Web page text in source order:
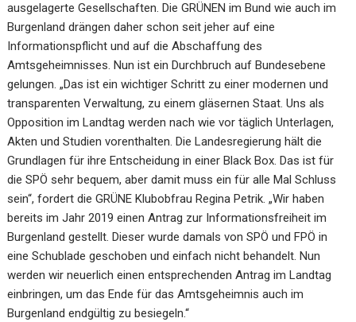
ausgelagerte Gesellschaften. Die GRÜNEN im Bund wie auch im
Burgenland drängen daher schon seit jeher auf eine
Informationspflicht und auf die Abschaffung des
Amtsgeheimnisses. Nun ist ein Durchbruch auf Bundesebene
gelungen. „Das ist ein wichtiger Schritt zu einer modernen und
transparenten Verwaltung, zu einem gläsernen Staat. Uns als
Opposition im Landtag werden nach wie vor täglich Unterlagen,
Akten und Studien vorenthalten. Die Landesregierung hält die
Grundlagen für ihre Entscheidung in einer Black Box. Das ist für
die SPÖ sehr bequem, aber damit muss ein für alle Mal Schluss
sein“, fordert die GRÜNE Klubobfrau Regina Petrik. „Wir haben
bereits im Jahr 2019 einen Antrag zur Informationsfreiheit im
Burgenland gestellt. Dieser wurde damals von SPÖ und FPÖ in
eine Schublade geschoben und einfach nicht behandelt. Nun
werden wir neuerlich einen entsprechenden Antrag im Landtag
einbringen, um das Ende für das Amtsgeheimnis auch im
Burgenland endgültig zu besiegeln.“